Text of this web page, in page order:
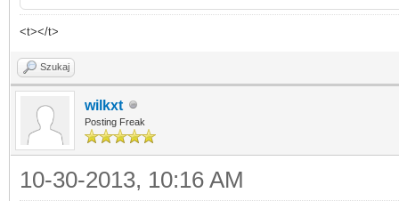
<t></t>
Szukaj
wilkxt
Posting Freak
10-30-2013, 10:16 AM